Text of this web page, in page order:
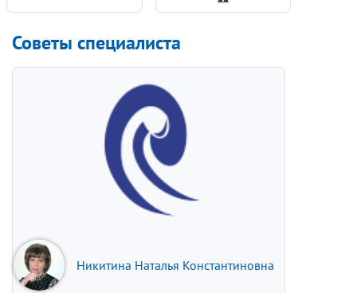
Советы специалиста
Никитина Наталья Константиновна